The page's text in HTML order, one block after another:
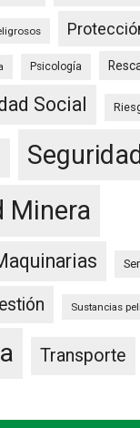
Psicología
Social
Seguridad
Minera
Sustancias
Transporte